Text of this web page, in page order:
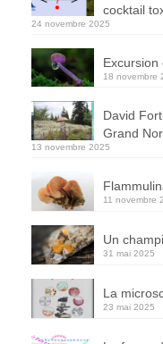
cocktail
24 novembre 2025
Excursion
18 novembre
David
Grand
13 novembre 2025
11 novembre
Un
31 mai 2025
La
23 mai 2025